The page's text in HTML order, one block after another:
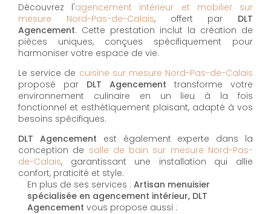
Découvrez l'agencement intérieur et mobilier sur
mesure Nord-Pas-de-Calais, offert par DLT
Agencement. Cette prestation inclut la création de
pièces uniques, conçues spécifiquement pour
harmoniser votre espace de vie.
Le service de cuisine sur mesure Nord-Pas-de-Calais
proposé par DLT Agencement transforme votre
environnement culinaire en un lieu à la fois
fonctionnel et esthétiquement plaisant, adapté à vos
besoins spécifiques.
DLT Agencement est également experte dans la
conception de salle de bain sur mesure Nord-Pas-
de-Calais, garantissant une installation qui allie
confort, praticité et style.
En plus de ses services : Artisan menuisier
spécialisée en agencement intérieur, DLT
Agencement vous propose aussi :